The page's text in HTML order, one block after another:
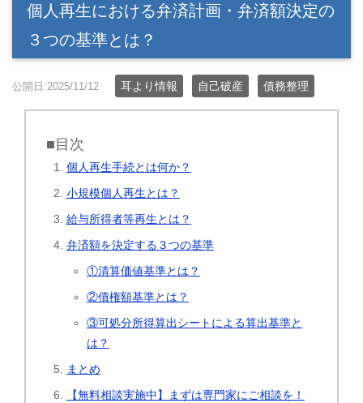
個人再生における弁済計画・弁済額決定の
３つの基準とは？
公開日:2025/11/12 耳より情報 自己破産 債務整理
■目次
個人再生手続とは何か？
小規模個人再生とは？
給与所得者等再生とは？
弁済額を決定する３つの基準
①清算価値基準とは？
②債権額基準とは？
③可処分所得算出シートによる算出基準と
は？
まとめ
【無料相談実施中】まずは専門家にご相談を！